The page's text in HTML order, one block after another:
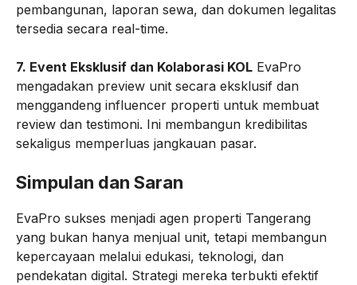
pembangunan, laporan sewa, dan dokumen legalitas
tersedia secara real-time.
7. Event Eksklusif dan Kolaborasi KOL EvaPro
mengadakan preview unit secara eksklusif dan
menggandeng influencer properti untuk membuat
review dan testimoni. Ini membangun kredibilitas
sekaligus memperluas jangkauan pasar.
Simpulan dan Saran
EvaPro sukses menjadi agen properti Tangerang
yang bukan hanya menjual unit, tetapi membangun
kepercayaan melalui edukasi, teknologi, dan
pendekatan digital. Strategi mereka terbukti efektif